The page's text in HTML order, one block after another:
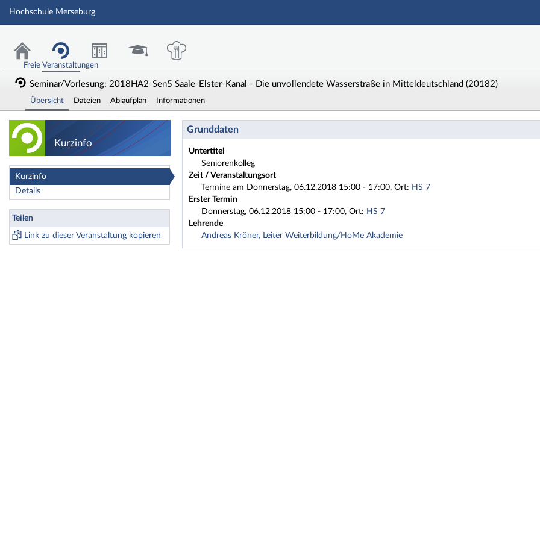
Hauptnavigation
Fußzeile
Hochschule Merseburg
Freie Veranstaltungen
Seminar/Vorlesung: 2018HA2-Sen5 Saale-Elster-Kanal - Die unvollendete Wasserstraße in Mitteldeutschland (20182)
Übersicht Dateien Ablaufplan Informationen
Kurzinfo
Kurzinfo
Details
Teilen
Link zu dieser Veranstaltung kopieren
Seminar/Vorlesung: 2018HA2-Sen5 Saale-Elster-Kanal - Die
Grunddaten
Untertitel
Seniorenkolleg
Zeit / Veranstaltungsort
Termine am Donnerstag, 06.12.2018 15:00 - 17:00, Ort: HS 7
Erster Termin
Donnerstag, 06.12.2018 15:00 - 17:00, Ort: HS 7
Lehrende
Andreas Kröner, Leiter Weiterbildung/HoMe Akademie